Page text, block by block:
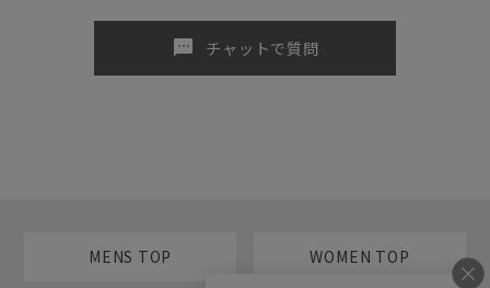
sms チャットで質問
MENS TOP WOMEN TOP